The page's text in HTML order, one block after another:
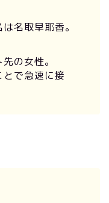
名取早耶香。
の女性。
で急速に接